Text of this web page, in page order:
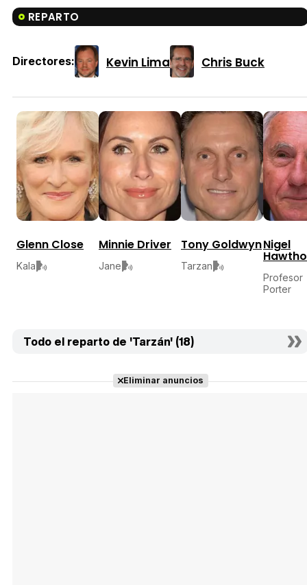
REPARTO
Directores: Kevin Lima Chris Buck
Glenn Close
Kala
Minnie Driver
Jane
Tony Goldwyn
Tarzan
Nigel
Profesor
Porter
Todo el reparto de 'Tarzán' (18)
Eliminar anuncios